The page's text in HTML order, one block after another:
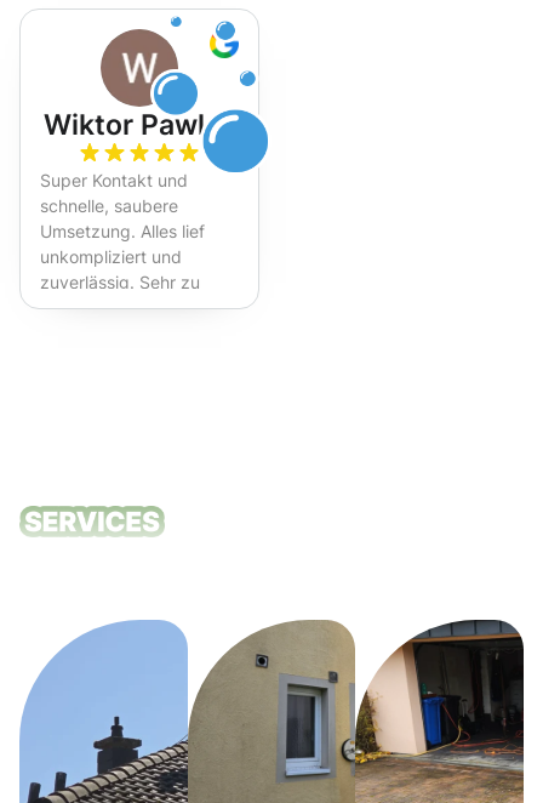
Wiktor Pawlak
Super Kontakt und
schnelle, saubere
Umsetzung. Alles lief
unkompliziert und
zuverlässig. Sehr zu
empfehlen!